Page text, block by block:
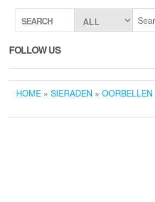
SEARCH
FOLLOW US
HOME » SIERADEN » OORBELLEN